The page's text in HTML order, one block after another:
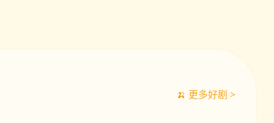
🍌 更多好剧 >